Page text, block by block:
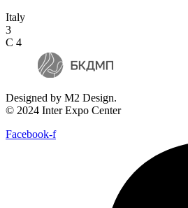
Italy
3
C 4
Designed by M2 Design.
© 2024 Inter Expo Center
Facebook-f